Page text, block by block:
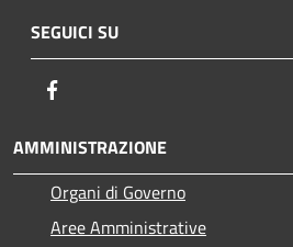
SEGUICI SU
AMMINISTRAZIONE
Organi di Governo
Aree Amministrative